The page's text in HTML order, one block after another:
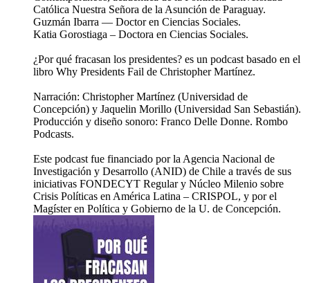
Católica Nuestra Señora de la Asunción de Paraguay.​
Guzmán Ibarra — Doctor en Ciencias Sociales.​
Katia Gorostiaga – Doctora en Ciencias Sociales.
¿Por qué fracasan los presidentes? es un podcast basado en el
libro Why Presidents Fail de Christopher Martínez.
Narración: Christopher Martínez (Universidad de
Concepción) y Jaquelin Morillo (Universidad San Sebastián).
Producción y diseño sonoro: Franco Delle Donne. Rombo
Podcasts.
Este podcast fue financiado por la Agencia Nacional de
Investigación y Desarrollo (ANID) de Chile a través de sus
iniciativas FONDECYT Regular y Núcleo Milenio sobre
Crisis Políticas en América Latina – CRISPOL, y por el
Magíster en Política y Gobierno de la U. de Concepción.